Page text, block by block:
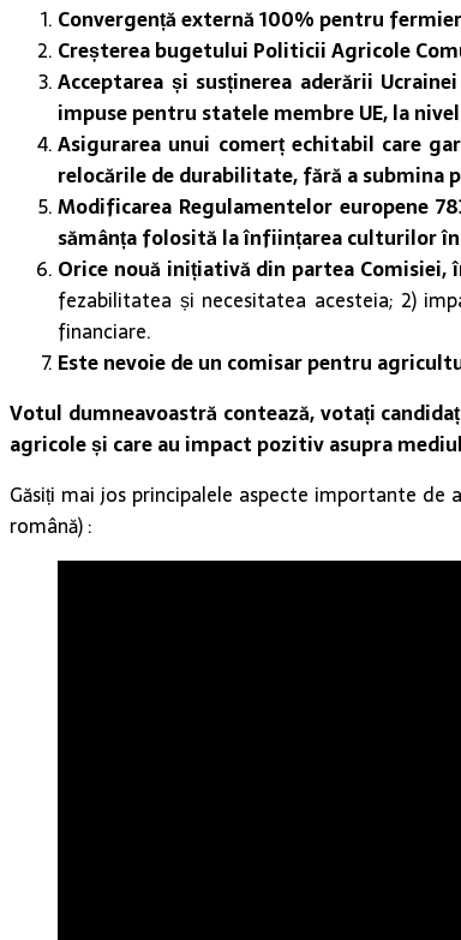
Convergență externă 100% pentru
Creșterea bugetului Politicii Agricole
Acceptarea și susținerea aderării
impuse pentru statele membre UE, la
Asigurarea unui comerț echitabil care
relocările de durabilitate, fără a submina
Modificarea Regulamentelor europene
sămânța folosită la înființarea culturilor în
Orice nouă inițiativă din partea
fezabilitatea și necesitatea acesteia; 2)
financiare.
Este nevoie de un comisar pentru
Votul dumneavoastră contează, votați
agricole și care au impact pozitiv asupra
Găsiți mai jos principalele aspecte importante de
română) :